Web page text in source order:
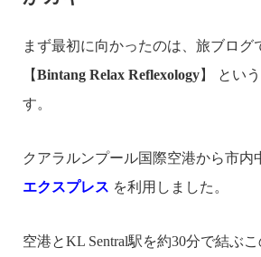
まず最初に向かったのは、旅ブログ
【Bintang Relax Reflexology】 とい
す。
クアラルンプール国際空港から市内
エクスプレス を利用しました。
空港とKL Sentral駅を約30分で結ぶ